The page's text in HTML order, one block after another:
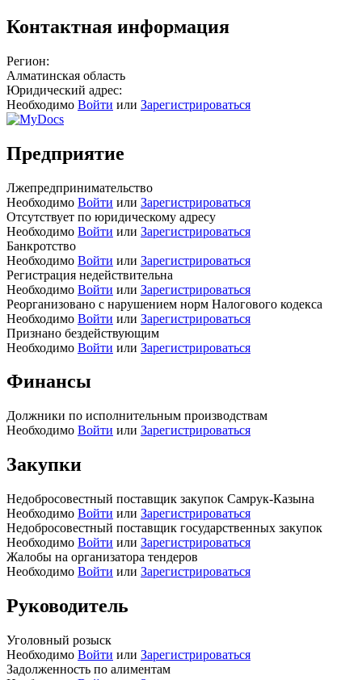
Контактная информация
Регион:
Алматинская область
Юридический адрес:
Необходимо Войти или Зарегистрироваться
Предприятие
Лжепредпринимательство
Необходимо Войти или Зарегистрироваться
Отсутствует по юридическому адресу
Необходимо Войти или Зарегистрироваться
Банкротство
Необходимо Войти или Зарегистрироваться
Регистрация недействительна
Необходимо Войти или Зарегистрироваться
Реорганизовано с нарушением норм Налогового кодекса
Необходимо Войти или Зарегистрироваться
Признано бездействующим
Необходимо Войти или Зарегистрироваться
Финансы
Должники по исполнительным производствам
Необходимо Войти или Зарегистрироваться
Закупки
Недобросовестный поставщик закупок Самрук-Казына
Необходимо Войти или Зарегистрироваться
Недобросовестный поставщик государственных закупок
Необходимо Войти или Зарегистрироваться
Жалобы на организатора тендеров
Необходимо Войти или Зарегистрироваться
Руководитель
Уголовный розыск
Необходимо Войти или Зарегистрироваться
Задолженность по алиментам